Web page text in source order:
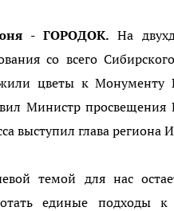
- ГОРОДОК.На
со всего
цветы к Монументу
Министр просвещения
выступил глава региона
темой для нас
единые подходы к